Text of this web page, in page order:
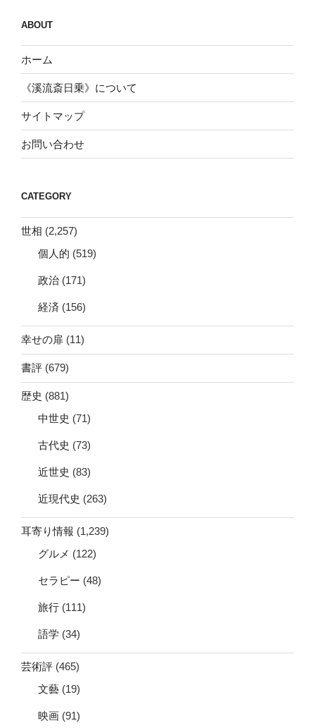
ABOUT
ホーム
《溪流斎日乗》について
サイトマップ
お問い合わせ
CATEGORY
世相 (2,257)
個人的 (519)
政治 (171)
経済 (156)
幸せの扉 (11)
書評 (679)
歴史 (881)
中世史 (71)
古代史 (73)
近世史 (83)
近現代史 (263)
耳寄り情報 (1,239)
グルメ (122)
セラピー (48)
旅行 (111)
語学 (34)
芸術評 (465)
文藝 (19)
映画 (91)